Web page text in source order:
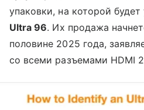
упаковки, на которой
Ultra 96. Их продажа
половине 2025 года,
со всеми разъемами HDMI